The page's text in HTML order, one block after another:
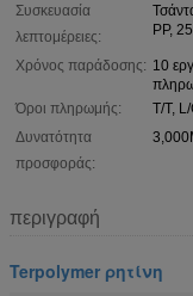
Συσκευασία
λεπτομέρειες:
PP,
Χρόνος παράδοσης: 10
Όροι πληρωμής:
T/T,
Δυνατότητα
προσφοράς:
περιγραφή
Terpolymer ρητίνη